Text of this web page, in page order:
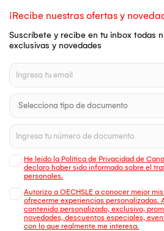
¡Recibe nuestras ofertas y
Suscríbete y recibe en tu inbox todas
exclusivas y novedades
He leído la Política de Privacidad de
declaro haber sido informado sobre el
personales.
Autorizo a OECHSLE a conocer mejor
ofrecerme experiencias personalizadas.
contenido personalizado, exclusivo,
novedades, descuentos especiales,
con lo que realmente me interesa.